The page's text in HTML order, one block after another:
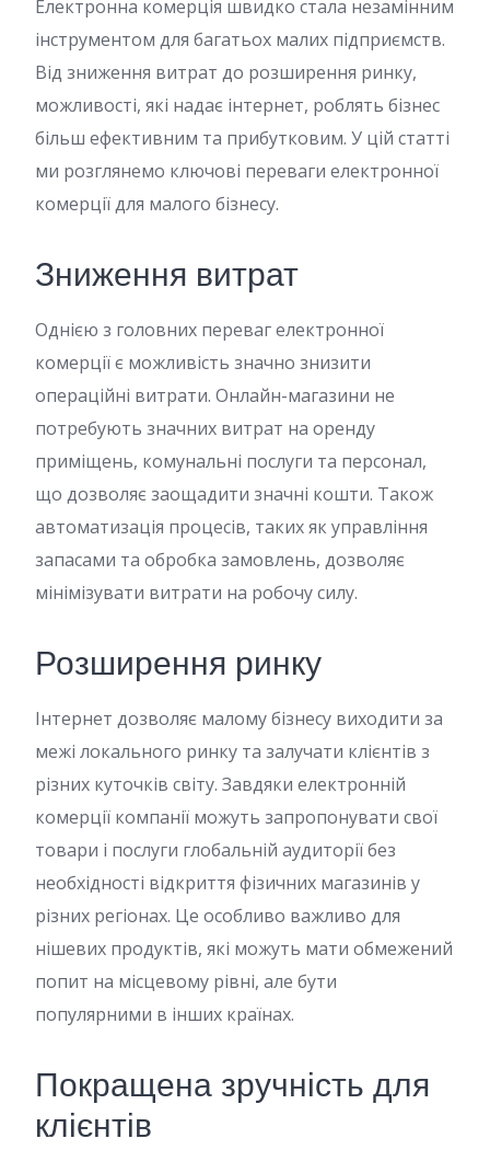
Електронна комерція швидко стала незамінним
інструментом для багатьох малих підприємств.
Від зниження витрат до розширення ринку,
можливості, які надає інтернет, роблять бізнес
більш ефективним та прибутковим. У цій статті
ми розглянемо ключові переваги електронної
комерції для малого бізнесу.
Зниження витрат
Однією з головних переваг електронної
комерції є можливість значно знизити
операційні витрати. Онлайн-магазини не
потребують значних витрат на оренду
приміщень, комунальні послуги та персонал,
що дозволяє заощадити значні кошти. Також
автоматизація процесів, таких як управління
запасами та обробка замовлень, дозволяє
мінімізувати витрати на робочу силу.
Розширення ринку
Інтернет дозволяє малому бізнесу виходити за
межі локального ринку та залучати клієнтів з
різних куточків світу. Завдяки електронній
комерції компанії можуть запропонувати свої
товари і послуги глобальній аудиторії без
необхідності відкриття фізичних магазинів у
різних регіонах. Це особливо важливо для
нішевих продуктів, які можуть мати обмежений
попит на місцевому рівні, але бути
популярними в інших країнах.
Покращена зручність для
клієнтів